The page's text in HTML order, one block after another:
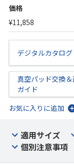
価格
¥11,858
デジタルカタログ
真空パッド交換＆
ガイド
お気に入りに追加
適用サイズ
個別注意事項